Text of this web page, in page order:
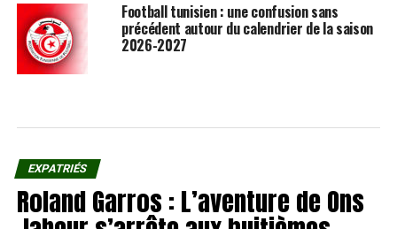
Football tunisien : une confusion sans
précédent autour du calendrier de la saison
2026-2027
EXPATRIÉS
Roland Garros : L’aventure de Ons